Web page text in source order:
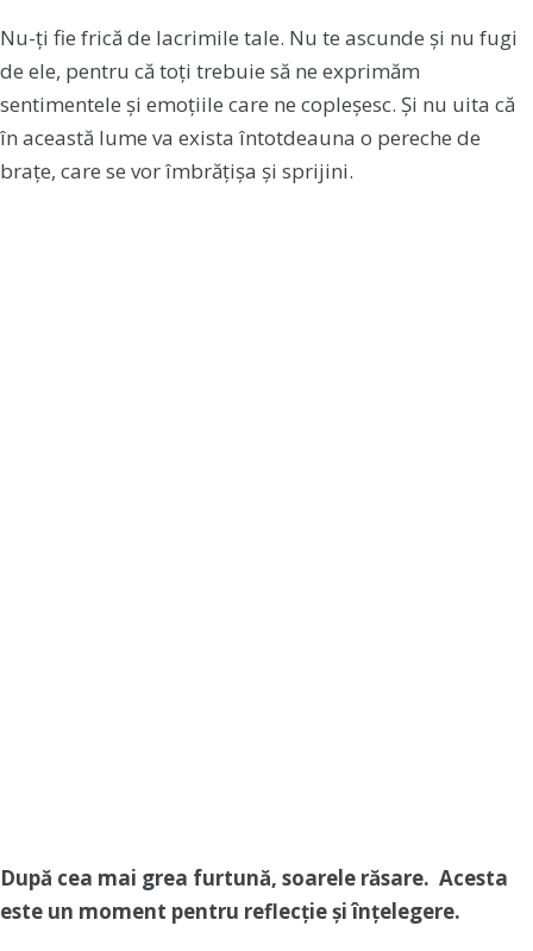
Nu-ți fie frică de lacrimile tale. Nu te ascunde și nu fugi
de ele, pentru că toți trebuie să ne exprimăm
sentimentele și emoțiile care ne copleșesc. Și nu uita că
în această lume va exista întotdeauna o pereche de
brațe, care se vor îmbrățișa și sprijini.
După cea mai grea furtună, soarele răsare. Acesta
este un moment pentru reflecție și înțelegere.